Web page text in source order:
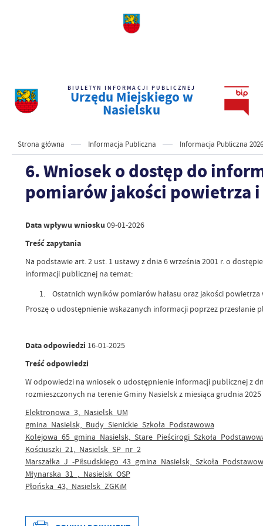
BIULETYN INFORMACJI PUBLICZNEJ
Urzędu Miejskiego w
Nasielsku
Strona główna Informacja Publiczna Informacja Publiczna 2026
6. Wniosek o dostęp do
pomiarów jakości powietrza i
Data wpływu wniosku 09-01-2026
Treść zapytania
Na podstawie art. 2 ust. 1 ustawy z dnia 6 września 2001 r. o
informacji publicznej na temat:
Ostatnich wyników pomiarów hałasu oraz jakości powietrza
Proszę o udostępnienie wskazanych informacji poprzez
Data odpowiedzi 16-01-2025
Treść odpowiedzi
W odpowiedzi na wniosek o udostępnienie informacji publicznej z
rozmieszczonych na terenie Gminy Nasielsk z miesiąca grudnia
Elektronowa_3,_Nasielsk_UM
gmina_Nasielsk,_Budy_Sienickie_Szkoła_Podstawowa
Kościuszki_21,_Nasielsk_SP_nr_2
Marszałka_J_-
Młynarska_31_,_Nasielsk_OSP
Płońska_43,_Nasielsk_ZGKiM